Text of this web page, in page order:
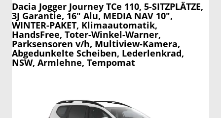
Dacia Jogger Journey TCe 110, 5-SITZPLÄTZE,
3J Garantie, 16" Alu, MEDIA NAV 10",
WINTER-PAKET, Klimaautomatik,
HandsFree, Toter-Winkel-Warner,
Parksensoren v/h, Multiview-Kamera,
Abgedunkelte Scheiben, Lederlenkrad,
NSW, Armlehne, Tempomat